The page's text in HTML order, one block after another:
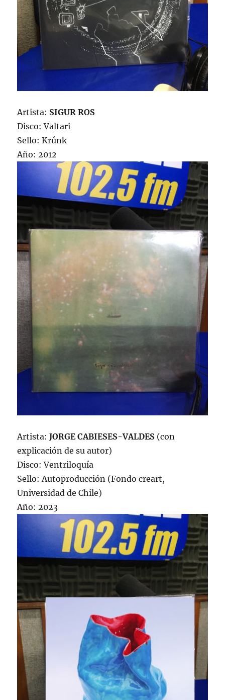
Artista: SIGUR ROS
Disco: Valtari
Sello: Krúnk
Año: 2012
Artista:JORGE CABIESES-VALDES (con
explicación de su autor)
Disco: Ventriloquía
Sello: Autoproducción (Fondo creart,
Universidad de Chile)
Año: 2023